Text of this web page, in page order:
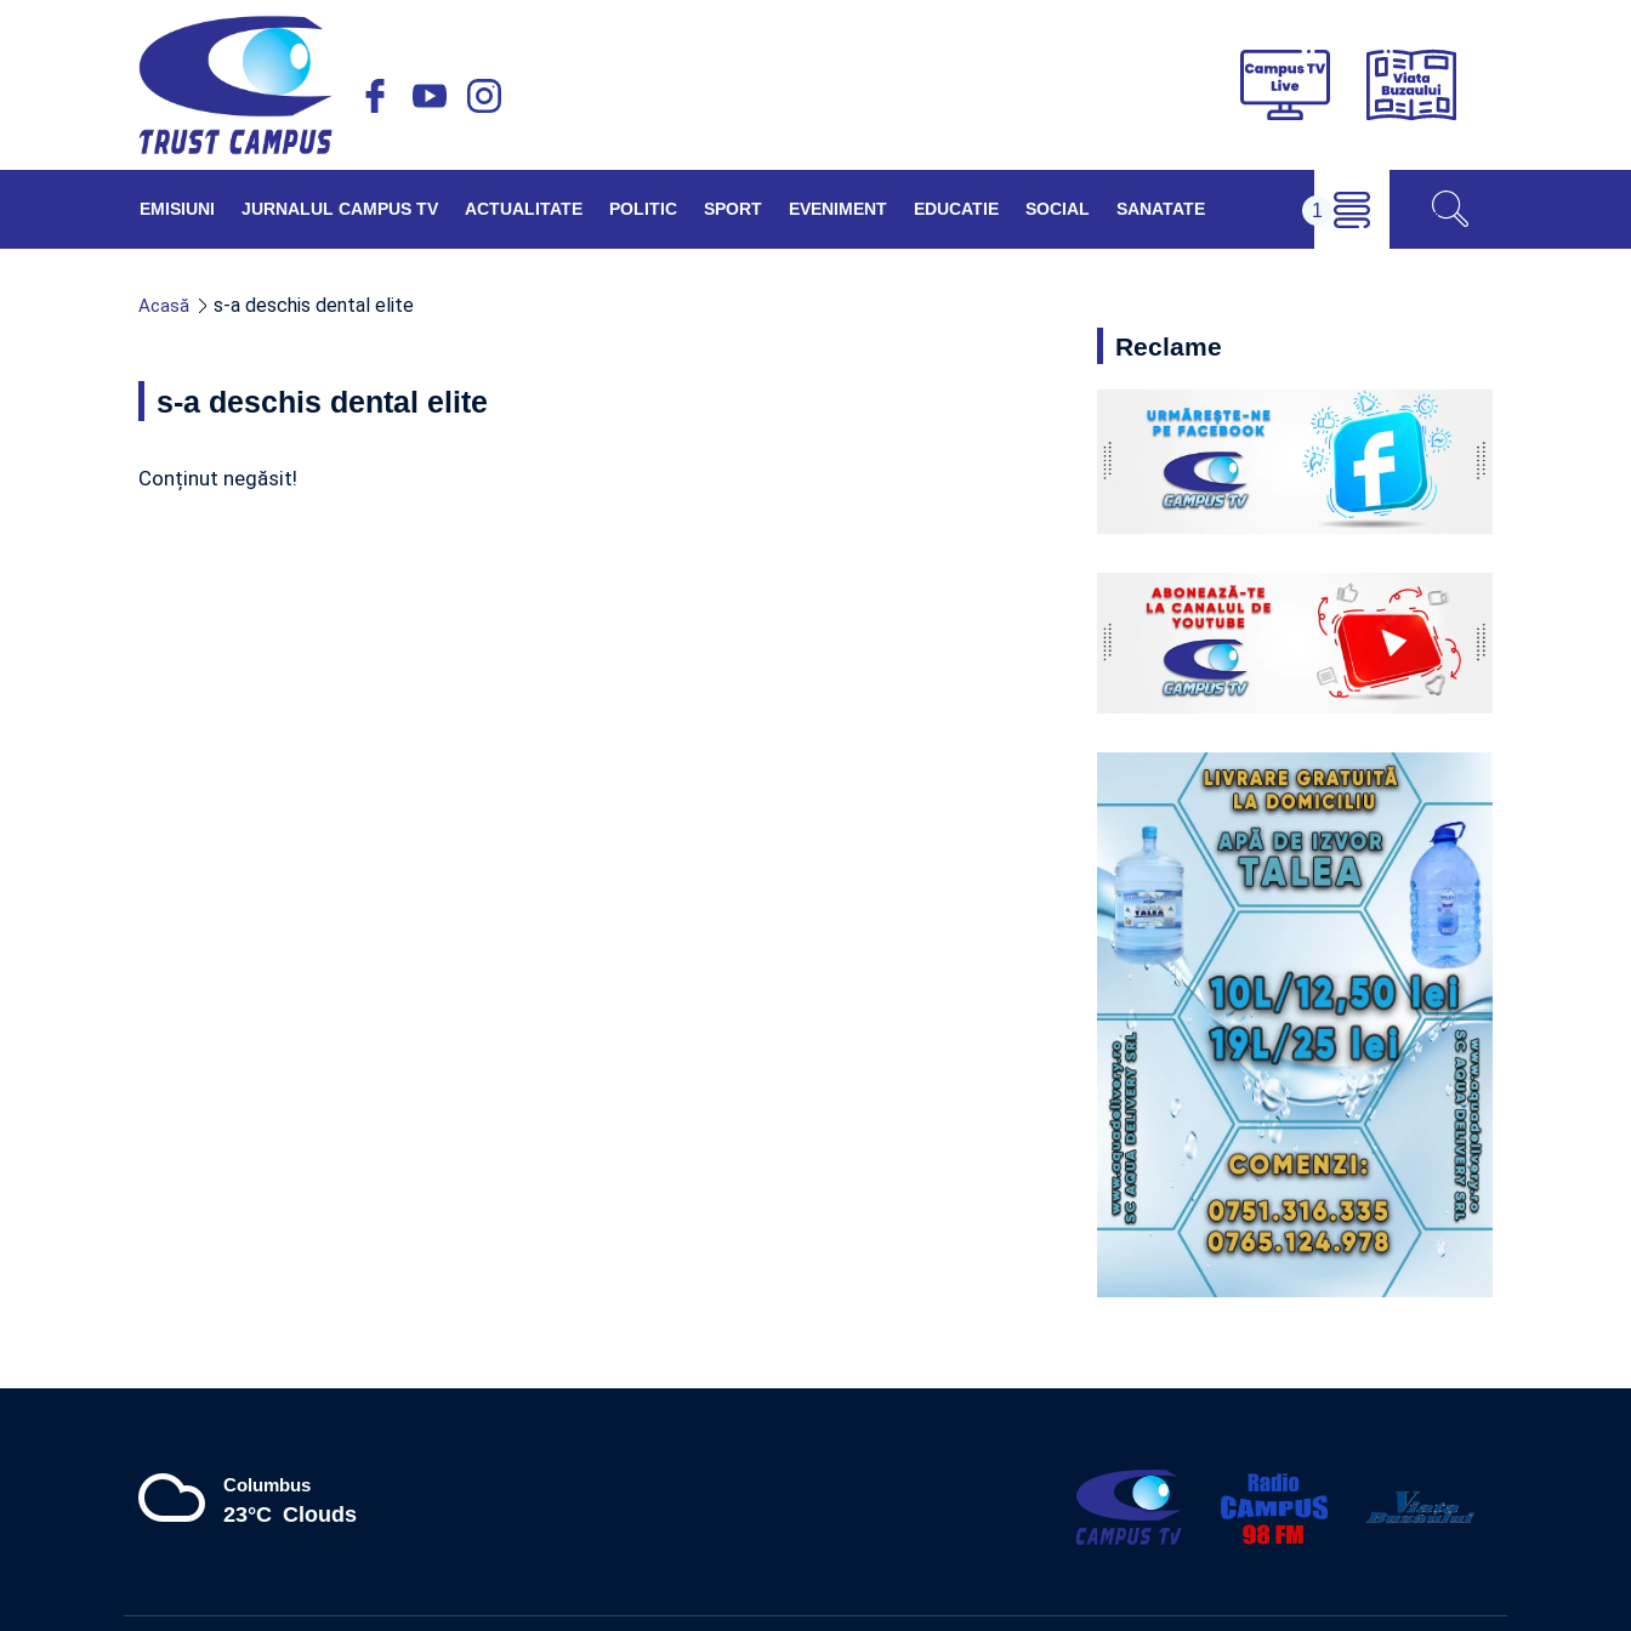
Campus
Viața
EMISIUNI JURNALUL CAMPUS TV ACTUALITATE POLITIC SPORT EVENIMENT EDUCATIE SOCIAL SANATATE
Acasă s-a deschis dental elite
s-a deschis dental elite
Conținut negăsit!
Reclame
Columbus
23°C Clouds